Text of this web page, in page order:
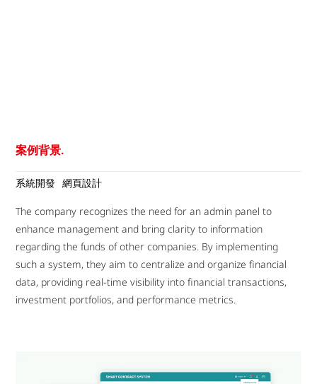
案例背景.
系統開發 網頁設計
The company recognizes the need for an admin panel to
enhance management and bring clarity to information
regarding the funds of other companies. By implementing
such a system, they aim to centralize and organize financial
data, providing real-time visibility into financial transactions,
investment portfolios, and performance metrics.